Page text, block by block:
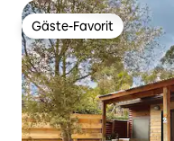
Gäste-Favorit
Gäste-Favorit